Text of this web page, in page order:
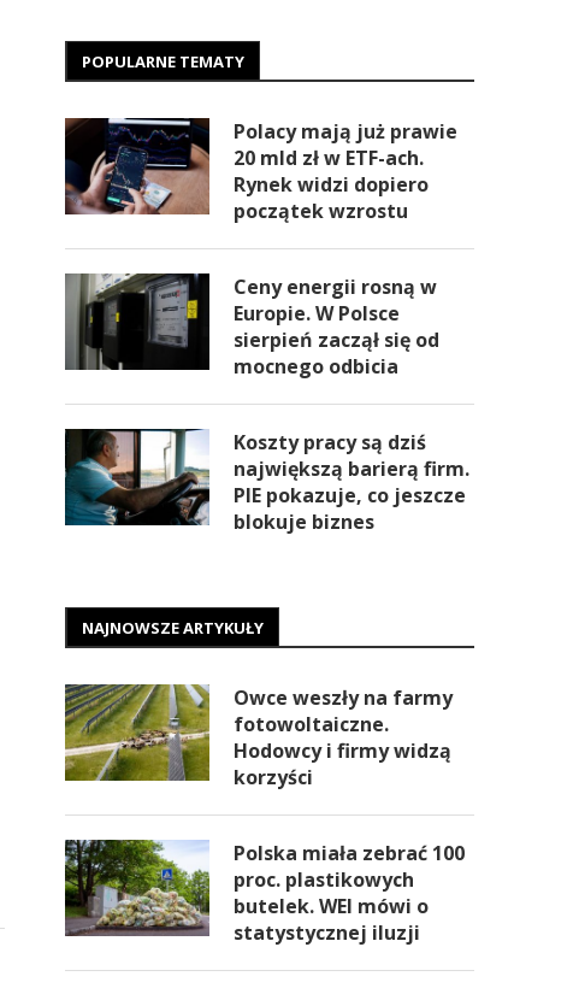
POPULARNE TEMATY
Polacy mają już prawie
20 mld zł w ETF-ach.
Rynek widzi dopiero
początek wzrostu
Ceny energii rosną w
Europie. W Polsce
sierpień zaczął się od
mocnego odbicia
Koszty pracy są dziś
największą barierą firm.
PIE pokazuje, co jeszcze
blokuje biznes
NAJNOWSZE ARTYKUŁY
Owce weszły na farmy
fotowoltaiczne.
Hodowcy i firmy widzą
korzyści
Polska miała zebrać 100
proc. plastikowych
butelek. WEI mówi o
statystycznej iluzji